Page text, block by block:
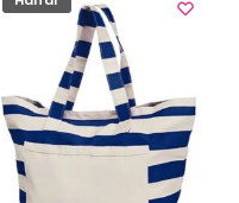
Deze
gekozen
worden